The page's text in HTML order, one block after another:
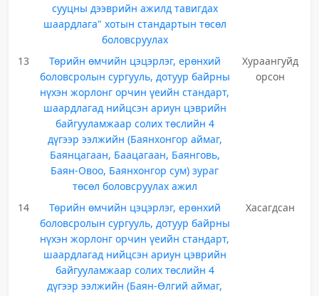
сууцны дээврийн ажилд тавигдах
шаардлага" хотын стандартын төсөл
боловсруулах
13
Төрийн өмчийн цэцэрлэг, ерөнхий
боловсролын сургууль, дотуур байрны
нүхэн жорлонг орчин үеийн стандарт,
шаардлагад нийцсэн ариун цэврийн
байгууламжаар солих төслийн 4
дүгээр ээлжийн (Баянхонгор аймаг,
Баянцагаан, Баацагаан, Баянговь,
Баян-Овоо, Баянхонгор сум) зураг
төсөл боловсруулах ажил
Хураангуйд
орсон
14
Төрийн өмчийн цэцэрлэг, ерөнхий
боловсролын сургууль, дотуур байрны
нүхэн жорлонг орчин үеийн стандарт,
шаардлагад нийцсэн ариун цэврийн
байгууламжаар солих төслийн 4
дүгээр ээлжийн (Баян-Өлгий аймаг,
Хасагдсан